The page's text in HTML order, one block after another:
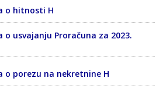
o hitnosti H
o usvajanju Proračuna za 2023.
o porezu na nekretnine H